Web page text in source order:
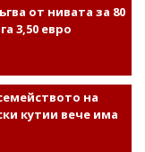
от нивата за 80
3,50 евро
на
кутии вече има